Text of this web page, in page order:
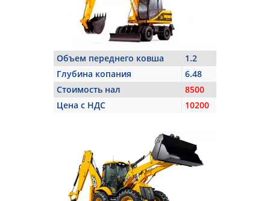
Объем переднего ковша
1.2
Глубина копания
6.48
Стоимость нал
8500
Цена с НДС
10200